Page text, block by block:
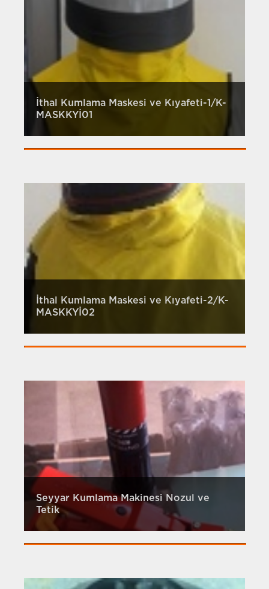
İthal Kumlama Maskesi ve Kıyafeti-1/K-
MASKKYİ01
İthal Kumlama Maskesi ve Kıyafeti-2/K-
MASKKYİ02
Seyyar Kumlama Makinesi Nozul ve
Tetik